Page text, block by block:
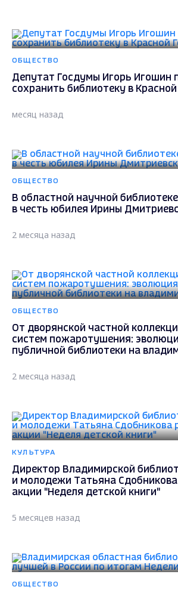
ОБЩЕСТВО
Депутат Госдумы Игорь Игошин
сохранить библиотеку в
месяц назад
ОБЩЕСТВО
В областной научной
в честь юбилея Ирины
2 месяца назад
ОБЩЕСТВО
От дворянской частной
систем пожаротушения:
публичной библиотеки на
2 месяца назад
КУЛЬТУРА
Директор Владимирской
и молодежи Татьяна Сдобникова
акции "Неделя детской книги"
5 месяцев назад
ОБЩЕСТВО